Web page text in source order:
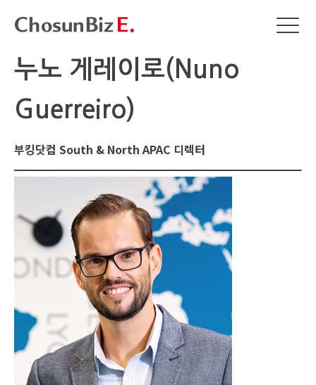
누노 게레이로(Nuno
Guerreiro)
부킹닷컴 South & North APAC 디렉터